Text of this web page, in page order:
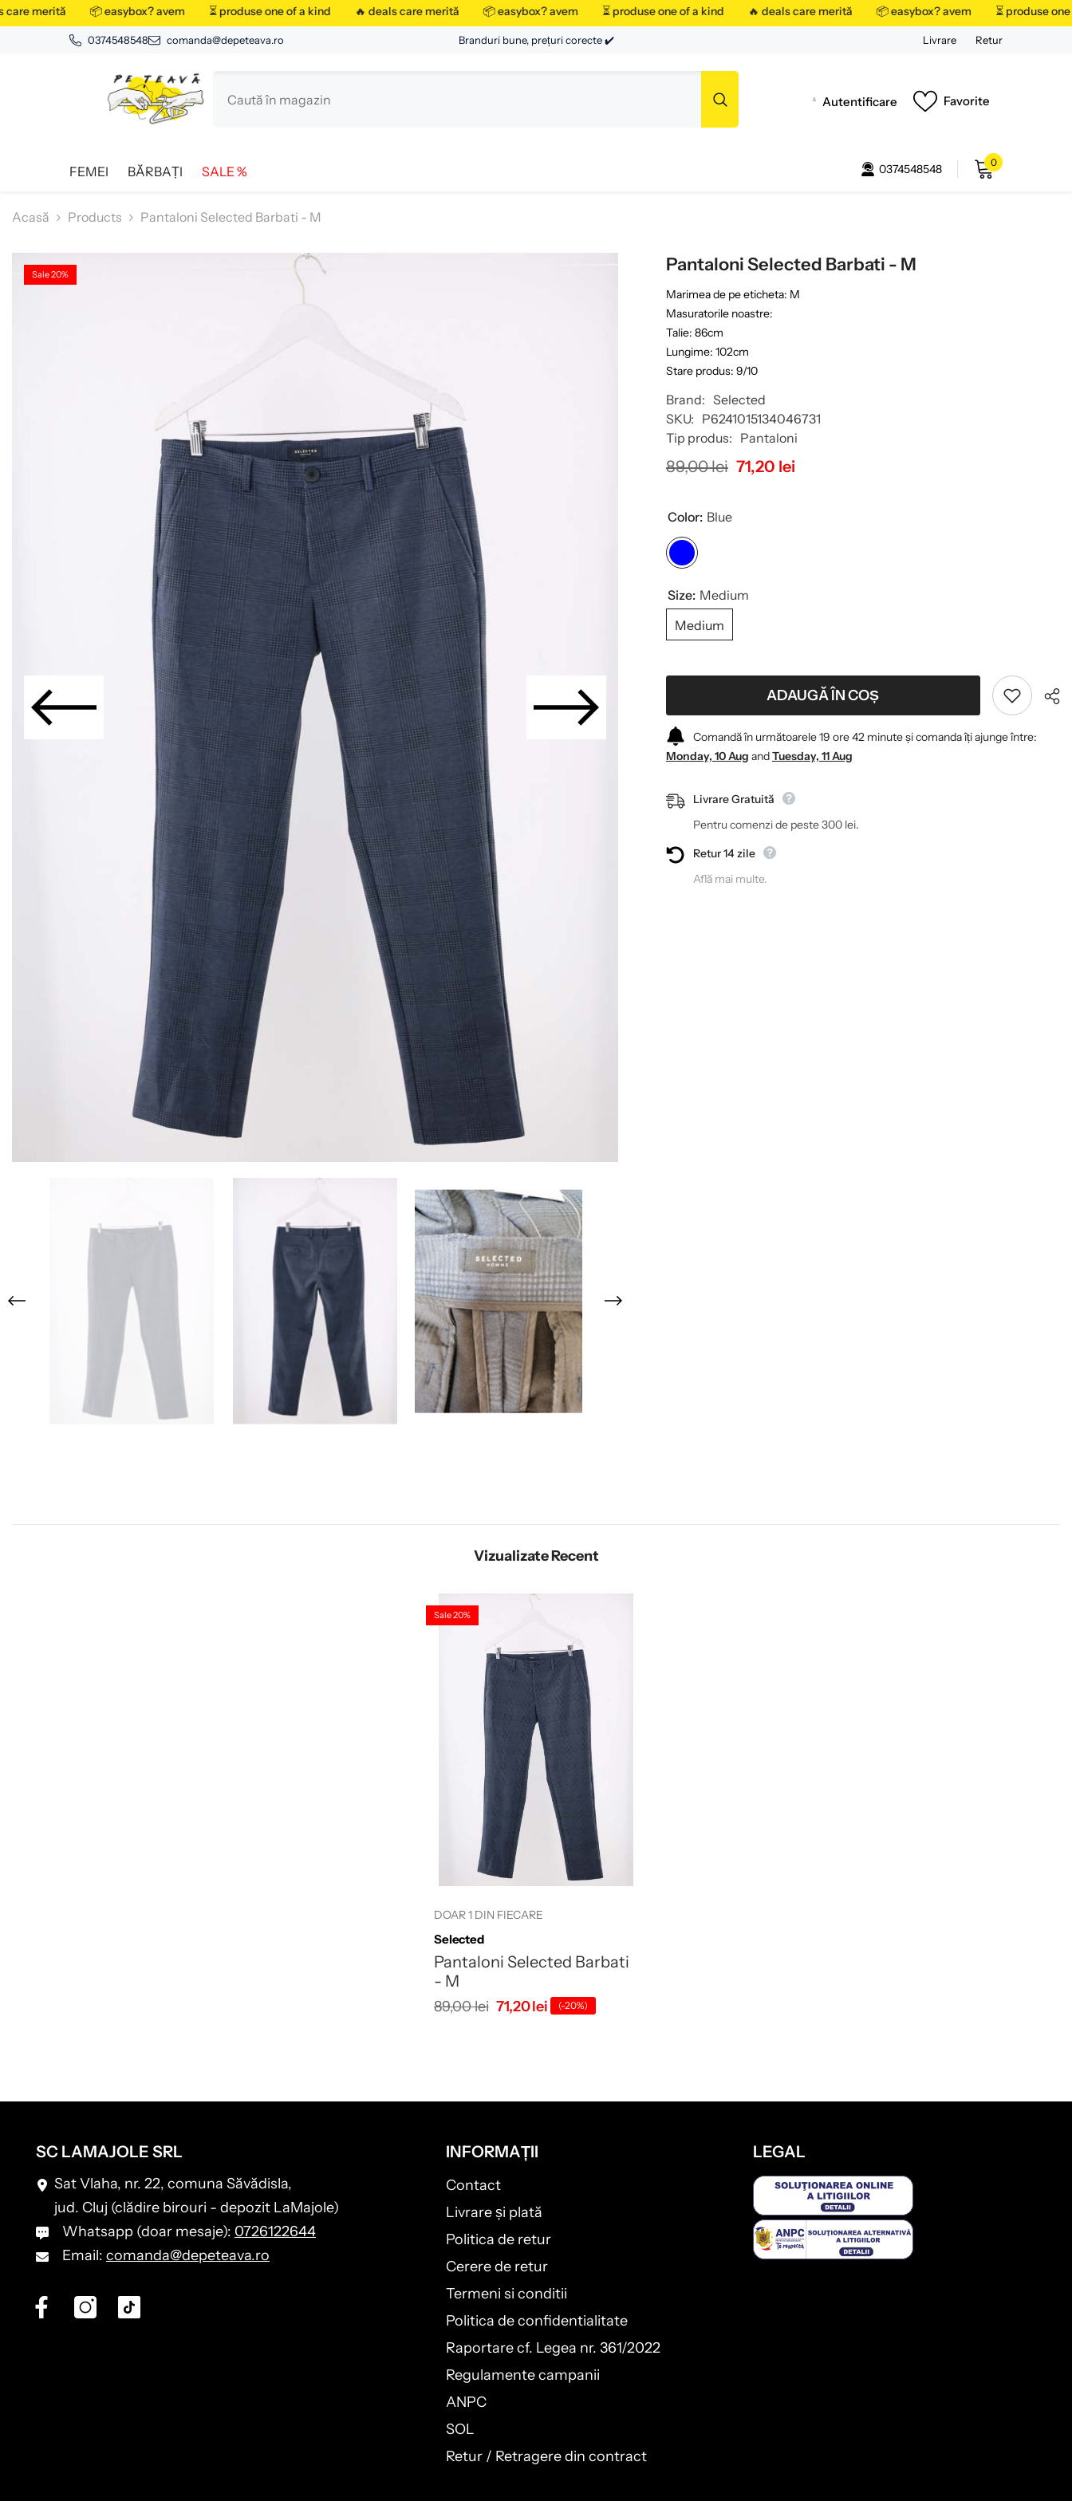
SARI LA CONȚINUT
merită 📦 easybox? avem ⏳ produse one of a kind 🔥 deals care merită 📦 easybox? avem ⏳ produse one of a kind 🔥 deals care merită 📦 easybox? avem ⏳ produse one
0374548548 comanda@depeteava.ro Branduri bune, prețuri corecte ✔️ Livrare Retur
Favorite
Autentificare
FEMEI BĂRBAȚI SALE % 0374548548
00
Acasă Products Pantaloni Selected Barbati - M
Sale 20% Pantaloni Selected Barbati - M
Marimea de pe eticheta: M
Masuratorile noastre:
Talie: 86cm
Lungime: 102cm
Stare produs: 9/10
Brand: Selected
SKU: P6241015134046731
Tip produs: Pantaloni
89,00 lei 71,20 lei
Color: Blue
Size: Medium
Medium
ADAUGĂ ÎN COȘ
Distribuie
Comandă în următoarele19 ore42minuteși comanda îți ajunge între:
Monday, 10 Aug andTuesday, 11 Aug
Livrare Gratuită
Pentru comenzi de peste 300 lei.
Retur 14 zile
Află mai multe.
Vizualizate Recent
Sale 20%
DOAR 1 DIN FIECARE
Brand:
Selected
Pantaloni Selected Barbati
- M
89,00 lei 71,20 lei (-20%)
SC LAMAJOLE SRL
Sat Vlaha, nr. 22, comuna Săvădisla,
jud. Cluj (clădire birouri - depozit LaMajole)
Whatsapp (doar mesaje): 0726122644
Email: comanda@depeteava.ro
INFORMAȚII
Contact
Livrare și plată
Politica de retur
Cerere de retur
Termeni si conditii
Politica de confidentialitate
Raportare cf. Legea nr. 361/2022
Regulamente campanii
ANPC
SOL
Retur / Retragere din contract
LEGAL